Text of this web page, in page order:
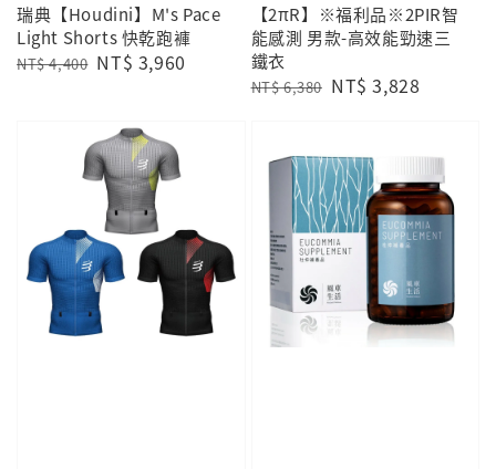
瑞典【Houdini】M's Pace
Light Shorts 快乾跑褲
Regular
NT$ 4,400 Sale
NT$ 3,960
【2πR】※福利品※2PIR智
能感測 男款-高效能勁速三
鐵衣
Regular
NT$ 6,380 Sale
NT$ 3,828